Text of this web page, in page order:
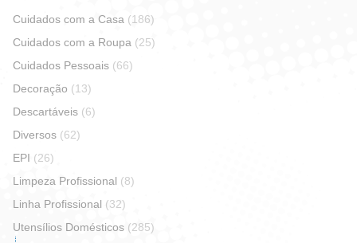
Cuidados com a Casa (186)
Cuidados com a Roupa (25)
Cuidados Pessoais (66)
Decoração (13)
Descartáveis (6)
Diversos (62)
EPI (26)
Limpeza Profissional (8)
Linha Profissional (32)
Utensílios Domésticos (285)